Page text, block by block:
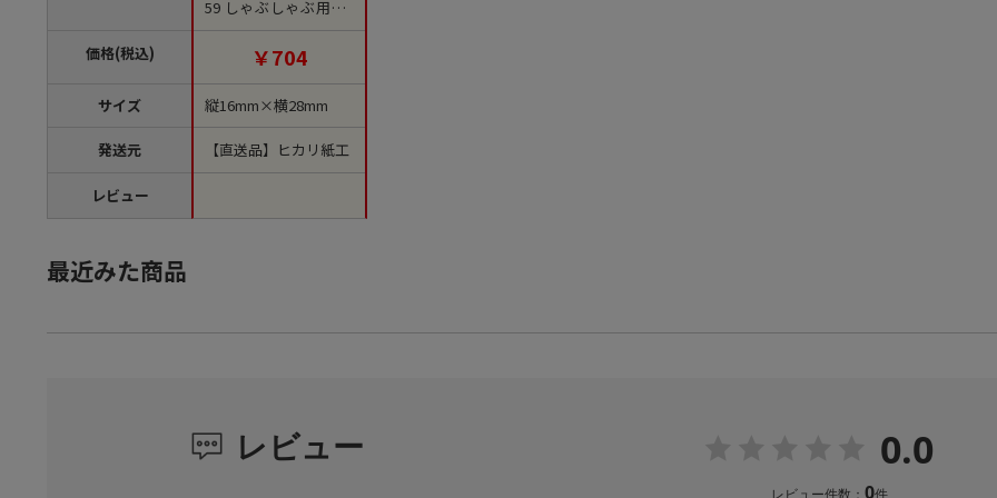
価格(税込)
サイズ
発送元
レビュー
59 しゃぶしゃぶ用 1
袋（ご注文単位1袋）
【直送品】￥704
縦16mm×横28mm
【直送品】ヒカリ紙工
最近みた商品
レビュー 0.0
レビュー件数： 0件